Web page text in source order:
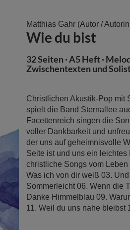
Matthias Gahr (Autor /
Wie du bist
32 Seiten · A5 Heft ·
Zwischentexten und
Christlichen Akustik-Pop mit
spielt die Band Sternallee
Facettenreich singen die
voller Dankbarkeit und
der uns auf geheimnisvolle
Seite ist und uns ein
christliche Songs vom
Was ich von dir weiß 03.
Sommerleicht 06. Wenn die
Danke Himmelblau 09.
11. Weil du uns nahe bleibst